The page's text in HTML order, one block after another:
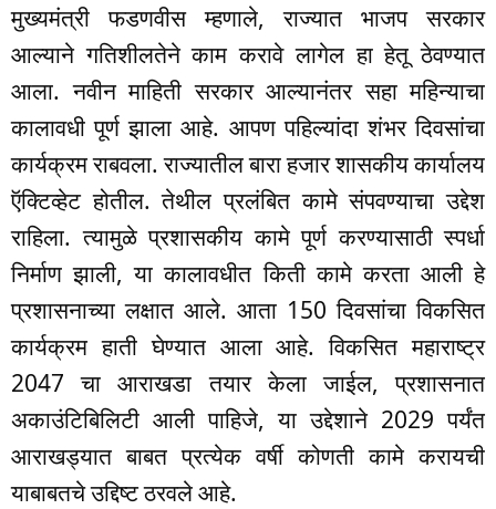
मुख्यमंत्री फडणवीस म्हणाले, राज्यात भाजप सरकार
आल्याने गतिशीलतेने काम करावे लागेल हा हेतू ठेवण्यात
आला. नवीन माहिती सरकार आल्यानंतर सहा महिन्याचा
कालावधी पूर्ण झाला आहे. आपण पहिल्यांदा शंभर दिवसांचा
कार्यक्रम राबवला. राज्यातील बारा हजार शासकीय कार्यालय
ऍक्टिव्हेट होतील. तेथील प्रलंबित कामे संपवण्याचा उद्देश
राहिला. त्यामुळे प्रशासकीय कामे पूर्ण करण्यासाठी स्पर्धा
निर्माण झाली, या कालावधीत किती कामे करता आली हे
प्रशासनाच्या लक्षात आले. आता 150 दिवसांचा विकसित
कार्यक्रम हाती घेण्यात आला आहे. विकसित महाराष्ट्र
2047 चा आराखडा तयार केला जाईल, प्रशासनात
अकाउंटिबिलिटी आली पाहिजे, या उद्देशाने 2029 पर्यंत
आराखड्यात बाबत प्रत्येक वर्षी कोणती कामे करायची
याबाबतचे उद्दिष्ट ठरवले आहे.